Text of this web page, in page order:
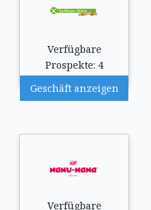
Verfügbare
Prospekte: 4
Geschäft anzeigen
Verfügbare